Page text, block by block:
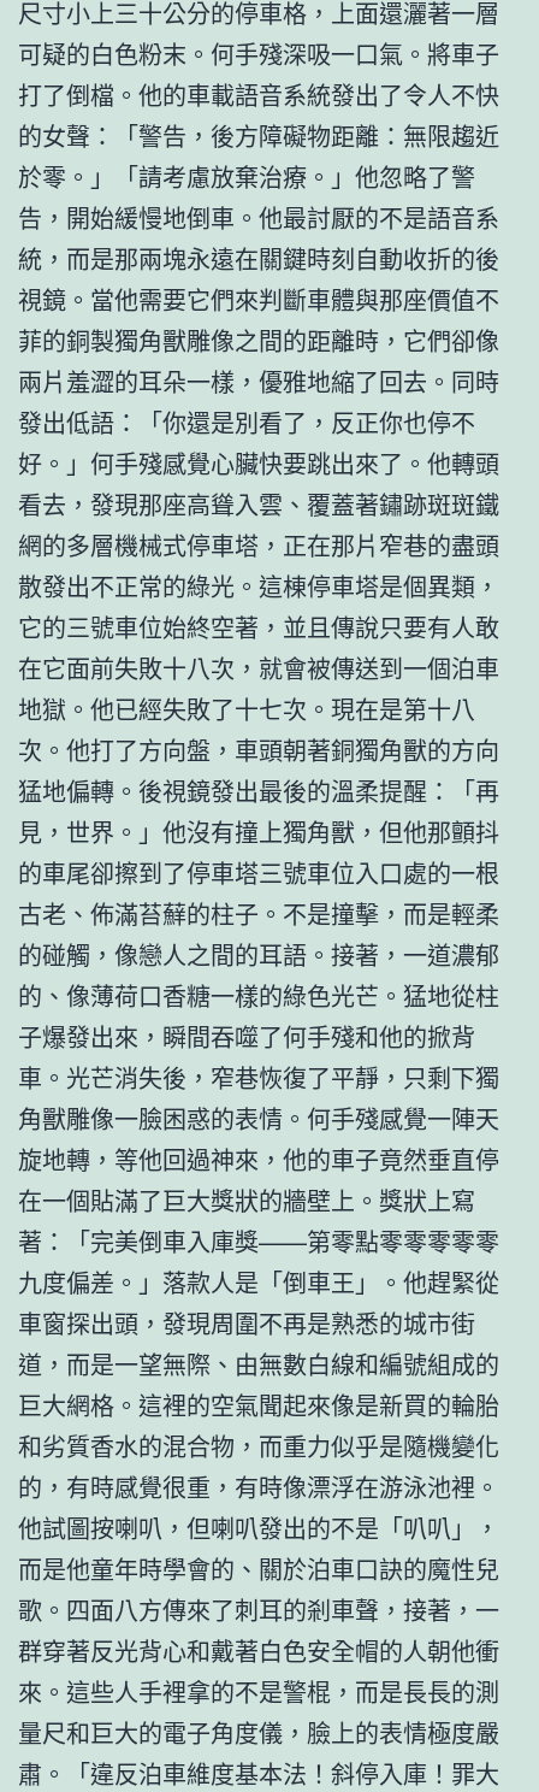
尺寸小上三十公分的停車格，上面還灑著一層
可疑的白色粉末。何手殘深吸一口氣。將車子
打了倒檔。他的車載語音系統發出了令人不快
的女聲：「警告，後方障礙物距離：無限趨近
於零。」「請考慮放棄治療。」他忽略了警
告，開始緩慢地倒車。他最討厭的不是語音系
統，而是那兩塊永遠在關鍵時刻自動收折的後
視鏡。當他需要它們來判斷車體與那座價值不
菲的銅製獨角獸雕像之間的距離時，它們卻像
兩片羞澀的耳朵一樣，優雅地縮了回去。同時
發出低語：「你還是別看了，反正你也停不
好。」何手殘感覺心臟快要跳出來了。他轉頭
看去，發現那座高聳入雲、覆蓋著鏽跡斑斑鐵
網的多層機械式停車塔，正在那片窄巷的盡頭
散發出不正常的綠光。這棟停車塔是個異類，
它的三號車位始終空著，並且傳說只要有人敢
在它面前失敗十八次，就會被傳送到一個泊車
地獄。他已經失敗了十七次。現在是第十八
次。他打了方向盤，車頭朝著銅獨角獸的方向
猛地偏轉。後視鏡發出最後的溫柔提醒：「再
見，世界。」他沒有撞上獨角獸，但他那顫抖
的車尾卻擦到了停車塔三號車位入口處的一根
古老、佈滿苔蘚的柱子。不是撞擊，而是輕柔
的碰觸，像戀人之間的耳語。接著，一道濃郁
的、像薄荷口香糖一樣的綠色光芒。猛地從柱
子爆發出來，瞬間吞噬了何手殘和他的掀背
車。光芒消失後，窄巷恢復了平靜，只剩下獨
角獸雕像一臉困惑的表情。何手殘感覺一陣天
旋地轉，等他回過神來，他的車子竟然垂直停
在一個貼滿了巨大獎狀的牆壁上。獎狀上寫
著：「完美倒車入庫獎——第零點零零零零零
九度偏差。」落款人是「倒車王」。他趕緊從
車窗探出頭，發現周圍不再是熟悉的城市街
道，而是一望無際、由無數白線和編號組成的
巨大網格。這裡的空氣聞起來像是新買的輪胎
和劣質香水的混合物，而重力似乎是隨機變化
的，有時感覺很重，有時像漂浮在游泳池裡。
他試圖按喇叭，但喇叭發出的不是「叭叭」，
而是他童年時學會的、關於泊車口訣的魔性兒
歌。四面八方傳來了刺耳的剎車聲，接著，一
群穿著反光背心和戴著白色安全帽的人朝他衝
來。這些人手裡拿的不是警棍，而是長長的測
量尺和巨大的電子角度儀，臉上的表情極度嚴
肅。「違反泊車維度基本法！斜停入庫！罪大